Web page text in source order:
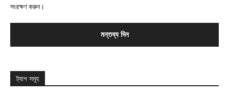
সংরক্ষণ করুন।
ট্যাগ সমূহ